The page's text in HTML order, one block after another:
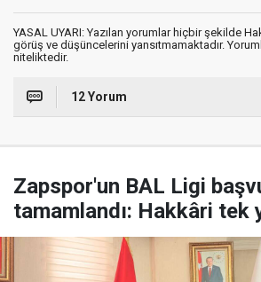
YASAL UYARI: Yazılan yorumlar hiçbir şekilde
görüş ve düşüncelerini yansıtmamaktadır.
niteliktedir.
12 Yorum
Zapspor'un BAL Ligi
tamamlandı: Hakkâri tek